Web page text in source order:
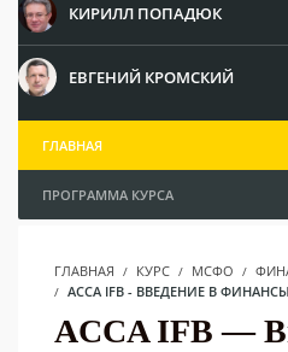
КИРИЛЛ ПОПАДЮК
ЕВГЕНИЙ КРОМСКИЙ
ГЛАВНАЯ
ПРОГРАММА КУРСА
ГЛАВНАЯ КУРС МСФО
ACCA IFB - ВВЕДЕНИЕ В
ACCA IFB —